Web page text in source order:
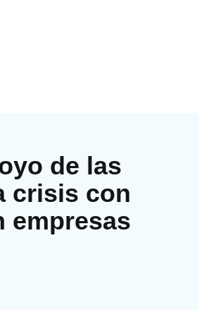
de las
crisis con
empresas